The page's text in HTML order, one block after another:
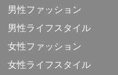
男性ファッション
男性ライフスタイル
女性ファッション
女性ライフスタイル